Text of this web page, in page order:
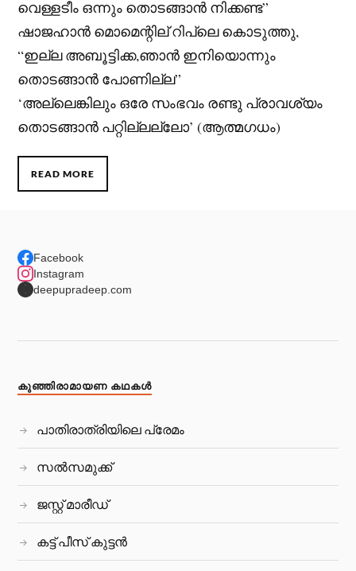
വെള്ളടീം ഒന്നും തൊടങ്ങാന്‍ നിക്കണ്ട”
ഷാജഹാന്‍ മൊമെന്റില് റിപ്ലെ കൊടുത്തു,
“ഇല്ല അബൂട്ടിക്ക,ഞാന്‍ ഇനിയൊന്നും
തൊടങ്ങാന്‍ പോണില്ല”
‘അല്ലെങ്കിലും ഒരേ സംഭവം രണ്ടു പ്രാവശ്യം
തൊടങ്ങാന്‍ പറ്റില്ലല്ലോ’ (ആത്മഗധം)
READ MORE
Facebook
Instagram
deepupradeep.com
കുഞ്ഞിരാമായണ കഥകള്‍
പാതിരാത്രിയിലെ പ്രേമം
സല്‍സമുക്ക്
ജസ്റ്റ് മാരീഡ്
കട്ട് പീസ്‌ കുട്ടന്‍